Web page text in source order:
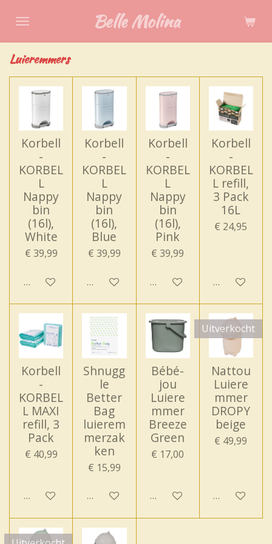
direct
naar
de
Belle Molina
Luieremmers
Korbell
-
KORBEL
L
Nappy
bin
(16l),
White
€ 39,99
In winkelwagen
Korbell
-
KORBEL
L
Nappy
bin
(16l),
Blue
€ 39,99
In winkelwagen
Korbell
-
KORBEL
L
Nappy
bin
(16l),
Pink
€ 39,99
In winkelwagen
Korbell
-
KORBEL
L refill,
3 Pack
16L
€ 24,95
In
Korbell
-
KORBEL
L MAXI
refill, 3
Pack
€ 40,99
In winkelwagen
Shnugg
le
Better
Bag
luierem
merzak
ken
€ 15,99
In winkelwagen
Bébé-
jou
Luiere
mmer
Breeze
Green
€ 17,00
In winkelwagen
Uitverkocht
Nattou
Luiere
mmer
DROPY
beige
€ 49,99
Houd mij